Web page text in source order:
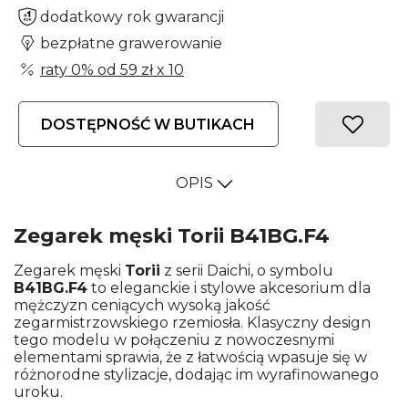
dodatkowy rok gwarancji
bezpłatne grawerowanie
raty 0% od 59 złx 10
DOSTĘPNOŚĆ W BUTIKACH
OPIS
Zegarek męski Torii B41BG.F4
Zegarek męski Torii z serii Daichi, o symbolu
B41BG.F4 to eleganckie i stylowe akcesorium dla
mężczyzn ceniących wysoką jakość
zegarmistrzowskiego rzemiosła. Klasyczny design
tego modelu w połączeniu z nowoczesnymi
elementami sprawia, że z łatwością wpasuje się w
różnorodne stylizacje, dodając im wyrafinowanego
uroku.